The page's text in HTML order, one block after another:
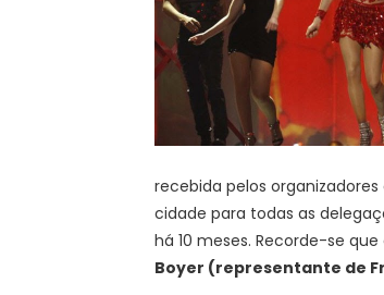
recebida pelos
cidade para todas as
há 10 meses. Recorde-se
Boyer (representante de